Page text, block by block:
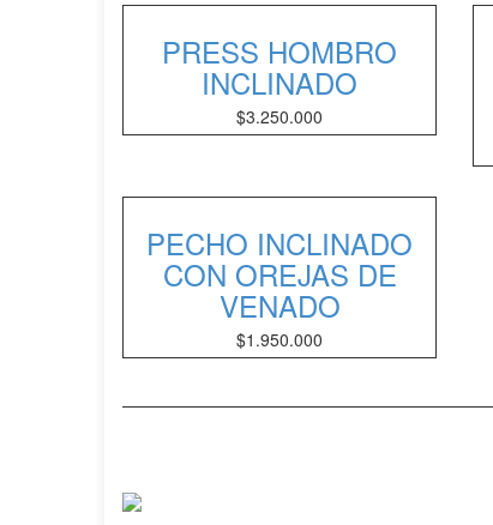
PRESS HOMBRO
INCLINADO
$3.250.000
PECHO INCLINADO
CON OREJAS DE
VENADO
$1.950.000